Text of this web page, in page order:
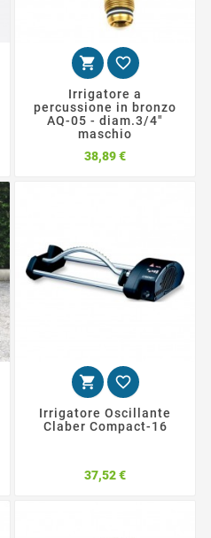
 
Irrigatore a
percussione in bronzo
AQ-05 - diam.3/4"
maschio
38,89 €Prezzo
 
Irrigatore Oscillante
Claber Compact-16
37,52 €Prezzo